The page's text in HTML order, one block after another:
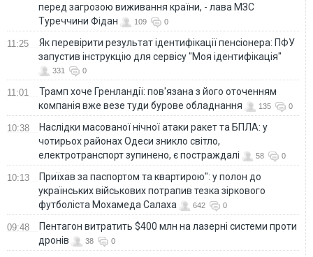
перед загрозою виживання країни, - лава МЗС
Туреччини Фідан
109 0
11:25
Як перевірити результат ідентифікації пенсіонера: ПФУ
запустив інструкцію для сервісу "Моя ідентифікація"
331 0
11:01
Трамп хоче Гренландії: пов'язана з його оточенням
компанія вже везе туди бурове обладнання
135 0
10:38
Наслідки масованої нічної атаки ракет та БПЛА: у
чотирьох районах Одеси зникло світло,
електротранспорт зупинено, є постраждалі
58 0
10:13
Приїхав за паспортом та квартирою": у полон до
українських військових потрапив тезка зіркового
футболіста Мохамеда Салаха
642 0
09:48
Пентагон витратить $400 млн на лазерні системи проти
дронів
38 0